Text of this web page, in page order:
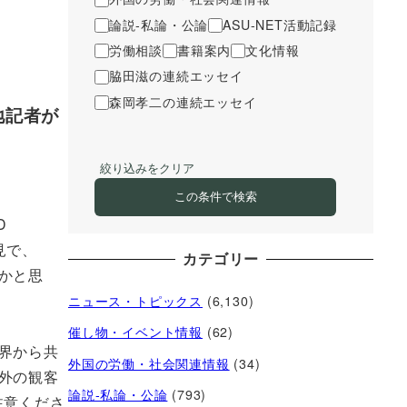
者が
、
と思
から共
の観客
くださ
論説-私論・公論
ASU-NET活動記録
労働相談
書籍案内
文化情報
脇田滋の連続エッセイ
森岡孝二の連続エッセイ
絞り込みをクリア
この条件で検索
カテゴリー
ニュース・トピックス (6,130)
催し物・イベント情報 (62)
外国の労働・社会関連情報 (34)
論説-私論・公論 (793)